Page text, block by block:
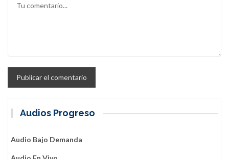
Audios Progreso
Audio Bajo Demanda